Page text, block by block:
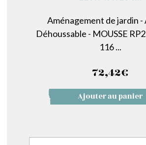
Aménagement de jardin -
Déhoussable - MOUSSE
116 ...
72,42€
Ajouter au panier